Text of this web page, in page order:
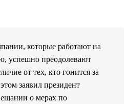
которые работают на
успешно преодолевают
от тех, кто гонится за
заявил президент
о мерах по